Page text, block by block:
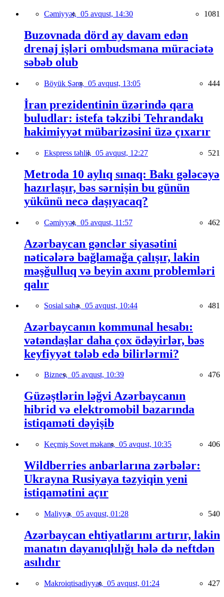
Cəmiyyət, 05 avqust, 14:30 1081
Buzovnada dörd ay davam edən
drenaj işləri ombudsmana müraciətə
səbəb olub
Böyük Şərq, 05 avqust, 13:05 444
İran prezidentinin üzərində qara
buludlar: istefa təkzibi Tehrandakı
hakimiyyət mübarizəsini üzə çıxarır
Ekspress təhlil, 05 avqust, 12:27 521
Metroda 10 aylıq sınaq: Bakı gələcəyə
hazırlaşır, bəs sərnişin bu günün
yükünü necə daşıyacaq?
Cəmiyyət, 05 avqust, 11:57 462
Azərbaycan gənclər siyasətini
nəticələrə bağlamağa çalışır, lakin
məşğulluq və beyin axını problemləri
qalır
Sosial sahə, 05 avqust, 10:44 481
Azərbaycanın kommunal hesabı:
vətəndaşlar daha çox ödəyirlər, bəs
keyfiyyət tələb edə bilirlərmi?
Biznes, 05 avqust, 10:39 476
Güzəştlərin ləğvi Azərbaycanın
hibrid və elektromobil bazarında
istiqaməti dəyişib
Keçmiş Sovet məkanı, 05 avqust, 10:35 406
Wildberries anbarlarına zərbələr:
Ukrayna Rusiyaya təzyiqin yeni
istiqamətini açır
Maliyyə, 05 avqust, 01:28 540
Azərbaycan ehtiyatlarını artırır, lakin
manatın dayanıqlılığı hələ də neftdən
asılıdır
Makroiqtisadiyyat, 05 avqust, 01:24 427